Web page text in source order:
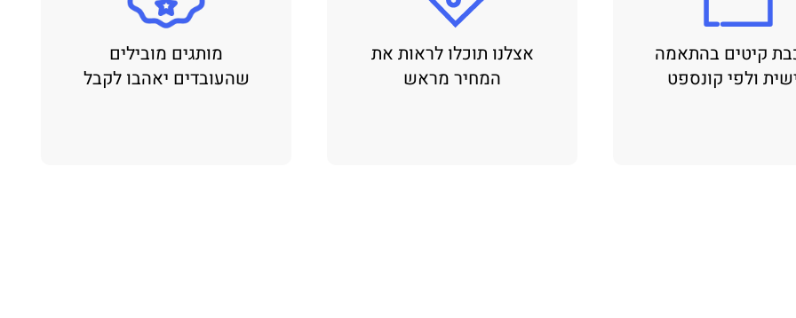
קיטים בהתאמה
ולפי קונספט
אצלנו תוכלו לראות את
המחיר מראש
מותגים מובילים
שהעובדים יאהבו לקבל